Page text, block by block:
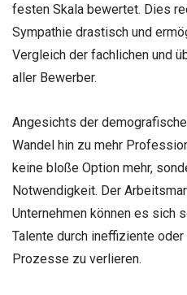
festen Skala bewertet. Dies
Sympathie drastisch und
Vergleich der fachlichen und
aller Bewerber.
Angesichts der
Wandel hin zu mehr
keine bloße Option mehr,
Notwendigkeit. Der
Unternehmen können es sich
Talente durch ineffiziente
Prozesse zu verlieren.